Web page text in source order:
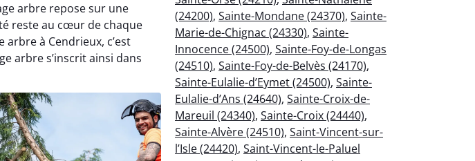
arbre repose sur une
reste au cœur de chaque
à Cendrieux, c’est
arbre s’inscrit ainsi dans
(24200), Sainte-Mondane (24370), Sainte-
Marie-de-Chignac (24330), Sainte-
Innocence (24500), Sainte-Foy-de-Longas
(24510), Sainte-Foy-de-Belvès (24170),
Sainte-Eulalie-d’Eymet (24500), Sainte-
Eulalie-d’Ans (24640), Sainte-Croix-de-
Mareuil (24340), Sainte-Croix (24440),
Sainte-Alvère (24510), Saint-Vincent-sur-
l’Isle (24420), Saint-Vincent-le-Paluel